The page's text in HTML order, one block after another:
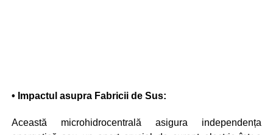
• Impactul asupra Fabricii de Sus:
Această microhidrocentrală asigura independența